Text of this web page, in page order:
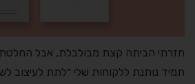
חזרתי הביתה קצת מבולבלת, אבל
תמיד נותנת ללקוחות שלי ״לתת לעיצוב